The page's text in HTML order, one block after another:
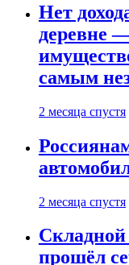
Нет
деревне
самым
2 месяца спустя
2 месяца спустя
Складной
прошёл